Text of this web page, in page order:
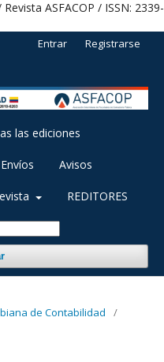
ASFACOP / ISSN: 2339-
las ediciones
Envíos Avisos
REDITORES
Entrar Registrarse
de Contabilidad
/